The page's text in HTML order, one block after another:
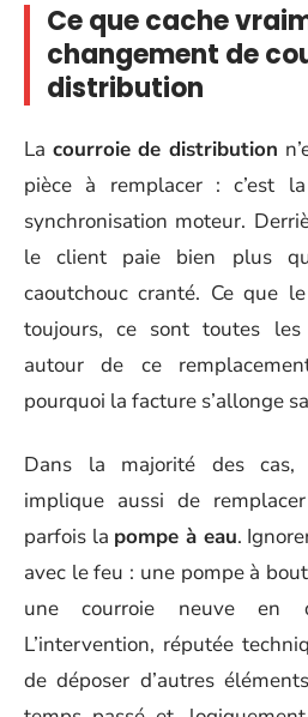
Ce que cache
changement de
distribution
La courroie de distribution
pièce à remplacer : c’est
synchronisation moteur.
le client paie bien plus
caoutchouc cranté. Ce que
toujours, ce sont toutes
autour de ce
pourquoi la facture s’allonge
Dans la majorité des cas,
implique aussi de
parfois la pompe à eau.
avec le feu : une pompe à
une courroie neuve en
L’intervention, réputée
de déposer d’autres